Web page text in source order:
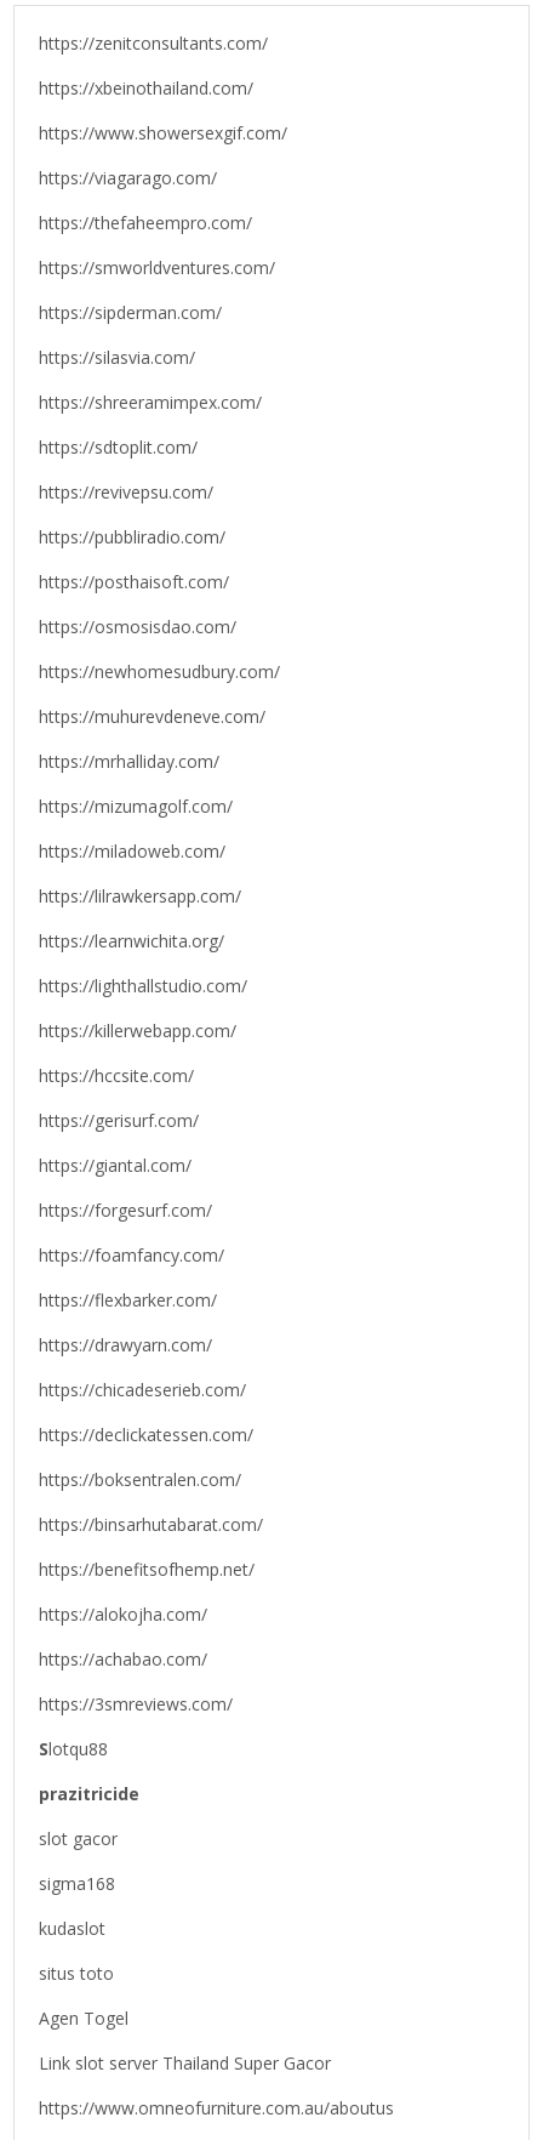
https://zenitconsultants.com/
https://xbeinothailand.com/
https://www.showersexgif.com/
https://viagarago.com/
https://thefaheempro.com/
https://smworldventures.com/
https://sipderman.com/
https://silasvia.com/
https://shreeramimpex.com/
https://sdtoplit.com/
https://revivepsu.com/
https://pubbliradio.com/
https://posthaisoft.com/
https://osmosisdao.com/
https://newhomesudbury.com/
https://muhurevdeneve.com/
https://mrhalliday.com/
https://mizumagolf.com/
https://miladoweb.com/
https://lilrawkersapp.com/
https://learnwichita.org/
https://lighthallstudio.com/
https://killerwebapp.com/
https://hccsite.com/
https://gerisurf.com/
https://giantal.com/
https://forgesurf.com/
https://foamfancy.com/
https://flexbarker.com/
https://drawyarn.com/
https://chicadeserieb.com/
https://declickatessen.com/
https://boksentralen.com/
https://binsarhutabarat.com/
https://benefitsofhemp.net/
https://alokojha.com/
https://achabao.com/
https://3smreviews.com/
Slotqu88
prazitricide
slot gacor
sigma168
kudaslot
situs toto
Agen Togel
Link slot server Thailand Super Gacor
https://www.omneofurniture.com.au/aboutus